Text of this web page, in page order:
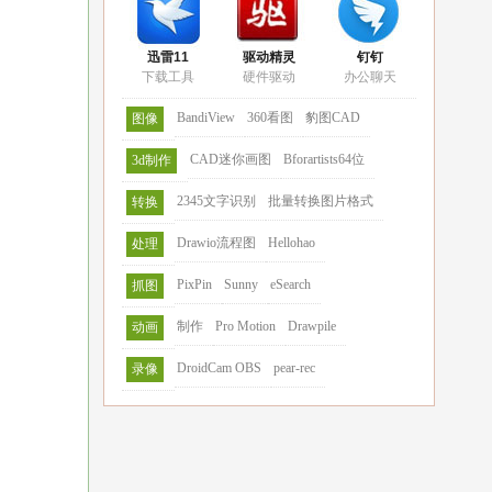
迅雷11
下载工具
驱动精灵
硬件驱动
钉钉
办公聊天
图像 BandiView 360看图 豹图CAD
3d制作 CAD迷你画图 Bforartists64位
转换 2345文字识别 批量转换图片格式
处理 Drawio流程图 Hellohao
抓图 PixPin Sunny eSearch
动画 制作 Pro Motion Drawpile
录像 DroidCam OBS pear-rec